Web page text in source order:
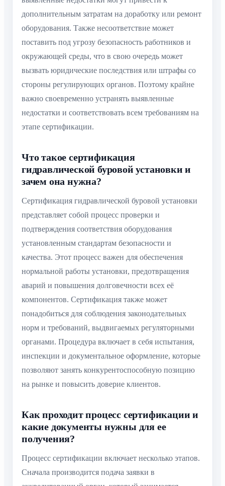
дополнительным затратам на доработку или ремонт
оборудования. Также несоответствие может
поставить под угрозу безопасность работников и
окружающей среды, что в свою очередь может
вызвать юридические последствия или штрафы со
стороны регулирующих органов. Поэтому крайне
важно своевременно устранять выявленные
недостатки и соответствовать всем требованиям на
этапе сертификации.
Что такое сертификация
гидравлической буровой установки и
зачем она нужна?
Сертификация гидравлической буровой установки
представляет собой процесс проверки и
подтверждения соответствия оборудования
установленным стандартам безопасности и
качества. Этот процесс важен для обеспечения
нормальной работы установки, предотвращения
аварий и повышения долговечности всех её
компонентов. Сертификация также может
понадобиться для соблюдения законодательных
норм и требований, выдвигаемых регуляторными
органами. Процедура включает в себя испытания,
инспекции и документальное оформление, которые
позволяют занять конкурентоспособную позицию
на рынке и повысить доверие клиентов.
Как проходит процесс сертификации и
какие документы нужны для ее
получения?
Процесс сертификации включает несколько этапов.
Сначала производится подача заявки в